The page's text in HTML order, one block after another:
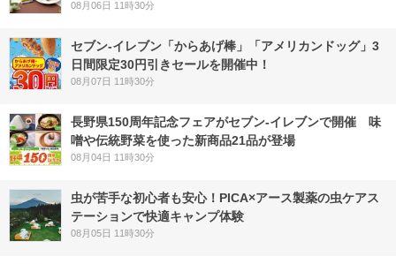
08月06日 11時30分
セブン‐イレブン「からあげ棒」「アメリカンドッグ」3
日間限定30円引きセールを開催中！
08月07日 11時30分
長野県150周年記念フェアがセブン-イレブンで開催 味
噌や伝統野菜を使った新商品21品が登場
08月04日 11時30分
虫が苦手な初心者も安心！PICA×アース製薬の虫ケアス
テーションで快適キャンプ体験
08月05日 11時30分